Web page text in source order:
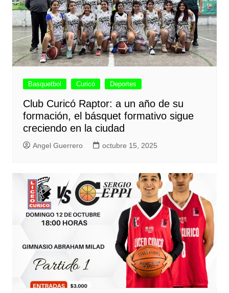
Basquetbol Curicó Deportes
Club Curicó Raptor: a un año de su
formación, el básquet formativo sigue
creciendo en la ciudad
Angel Guerrero octubre 15, 2025